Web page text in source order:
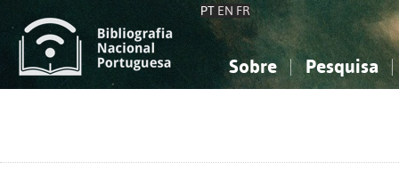
PT EN FR
Sobre Pesquisa